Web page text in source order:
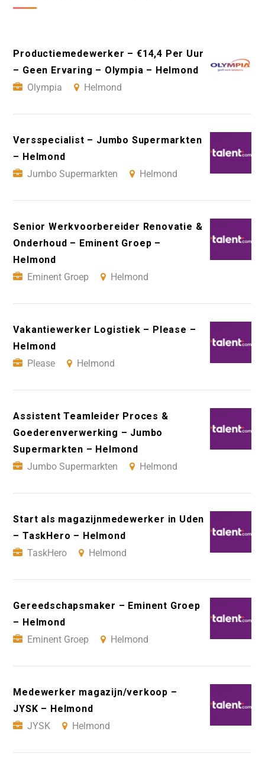
Productiemedewerker – €14,4 Per Uur
– Geen Ervaring – Olympia – Helmond
Olympia
Helmond
Versspecialist – Jumbo Supermarkten
– Helmond
Jumbo Supermarkten
Helmond
Senior Werkvoorbereider Renovatie &
Onderhoud – Eminent Groep –
Helmond
Eminent Groep
Helmond
Vakantiewerker Logistiek – Please –
Helmond
Please
Helmond
Assistent Teamleider Proces &
Goederenverwerking – Jumbo
Supermarkten – Helmond
Jumbo Supermarkten
Helmond
Start als magazijnmedewerker in Uden
– TaskHero – Helmond
TaskHero
Helmond
Gereedschapsmaker – Eminent Groep
– Helmond
Eminent Groep
Helmond
Medewerker magazijn/verkoop –
JYSK – Helmond
JYSK
Helmond